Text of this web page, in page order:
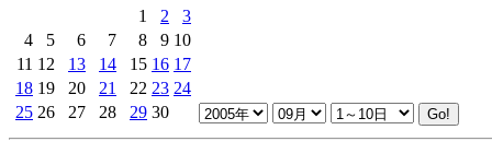
1
2
3
4
5 6 7 8 9 10
11 12 13 14 15 16 17
18 19 20 21 22 23 24
25 26 27 28 29 30